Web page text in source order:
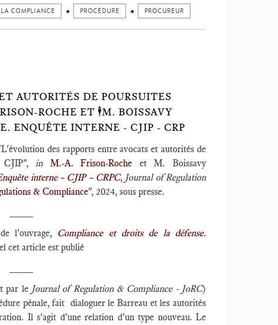
COMPLIANCE PROCÉDURE PROCUREUR
AUTORITÉS DE POURSUITES
ROCHE ET 🕴️M. BOISSAVY
ENQUÊTE INTERNE - CJIP - CRP
des rapports entre avocats et autorités de
CJIP",in M.-A. Frison-Roche et M. Boissavy
interne – CJIP – CRPC, Journal of Regulation
& Compliance", 2024, sous presse.
l'ouvrage, Compliance et droits de la défense.
cet article est publié
par le Journal of Regulation & Compliance - JoRC)
pénale, fait dialoguer le Barreau et les autorités
Il s'agit d'une relation d'un type nouveau. Le